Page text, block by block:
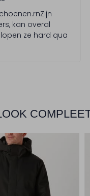
kan overal
ze hard qua